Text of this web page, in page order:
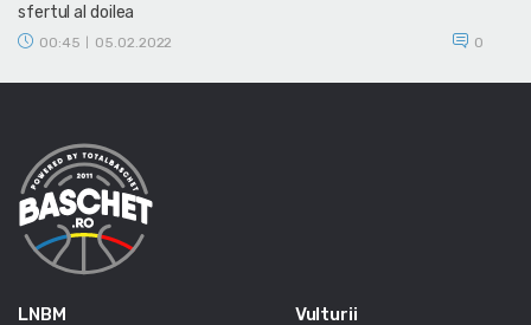
sfertul al doilea
00:45 05.02.2022 0
LNBM Vulturii